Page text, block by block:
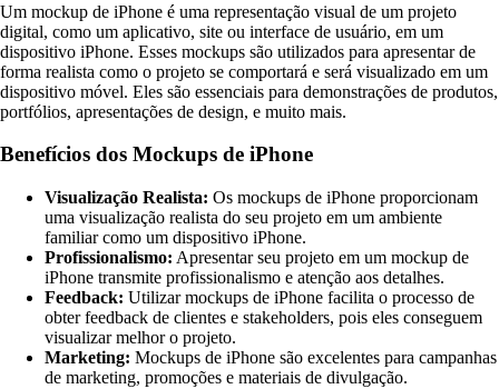
Um mockup de iPhone é uma representação visual de um projeto
digital, como um aplicativo, site ou interface de usuário, em um
dispositivo iPhone. Esses mockups são utilizados para apresentar de
forma realista como o projeto se comportará e será visualizado em um
dispositivo móvel. Eles são essenciais para demonstrações de produtos,
portfólios, apresentações de design, e muito mais.
Benefícios dos Mockups de iPhone
Visualização Realista: Os mockups de iPhone proporcionam
uma visualização realista do seu projeto em um ambiente
familiar como um dispositivo iPhone.
Profissionalismo: Apresentar seu projeto em um mockup de
iPhone transmite profissionalismo e atenção aos detalhes.
Feedback: Utilizar mockups de iPhone facilita o processo de
obter feedback de clientes e stakeholders, pois eles conseguem
visualizar melhor o projeto.
Marketing: Mockups de iPhone são excelentes para campanhas
de marketing, promoções e materiais de divulgação.